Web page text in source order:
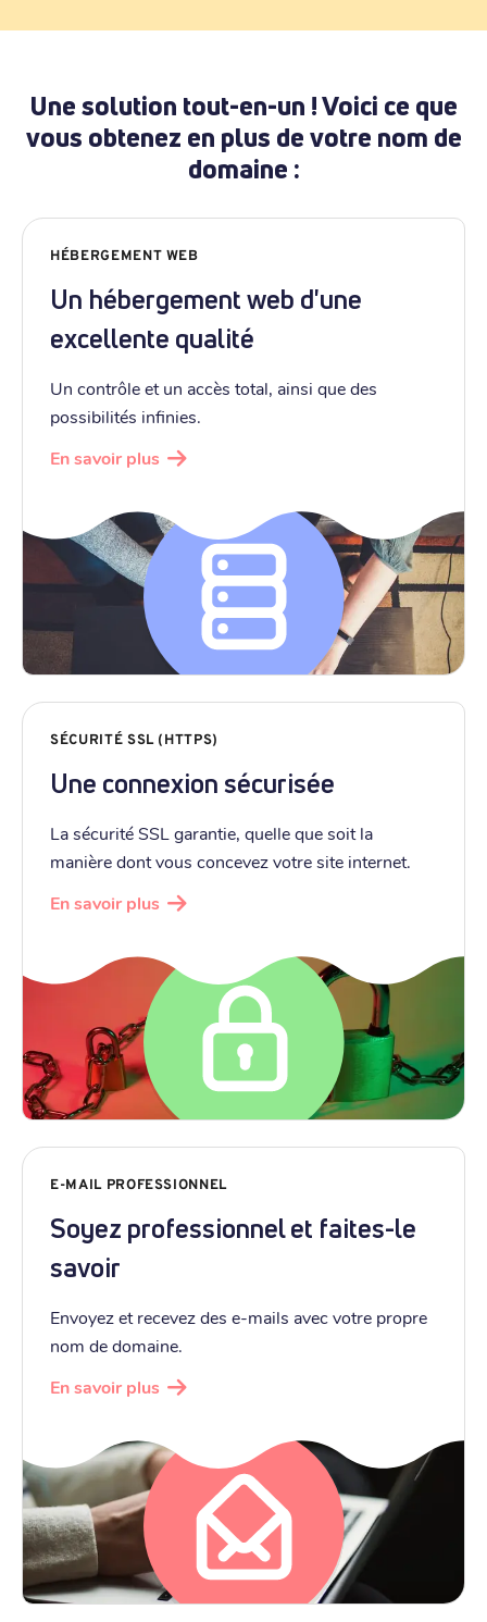
Une solution tout-en-un ! Voici ce que
vous obtenez en plus de votre nom de
domaine :
HÉBERGEMENT WEB
Un hébergement web d'une
excellente qualité
Un contrôle et un accès total, ainsi que des
possibilités infinies.
En savoir plus
SÉCURITÉ SSL (HTTPS)
Une connexion sécurisée
La sécurité SSL garantie, quelle que soit la
manière dont vous concevez votre site internet.
En savoir plus
E-MAIL PROFESSIONNEL
Soyez professionnel et faites-le
savoir
Envoyez et recevez des e-mails avec votre propre
nom de domaine.
En savoir plus